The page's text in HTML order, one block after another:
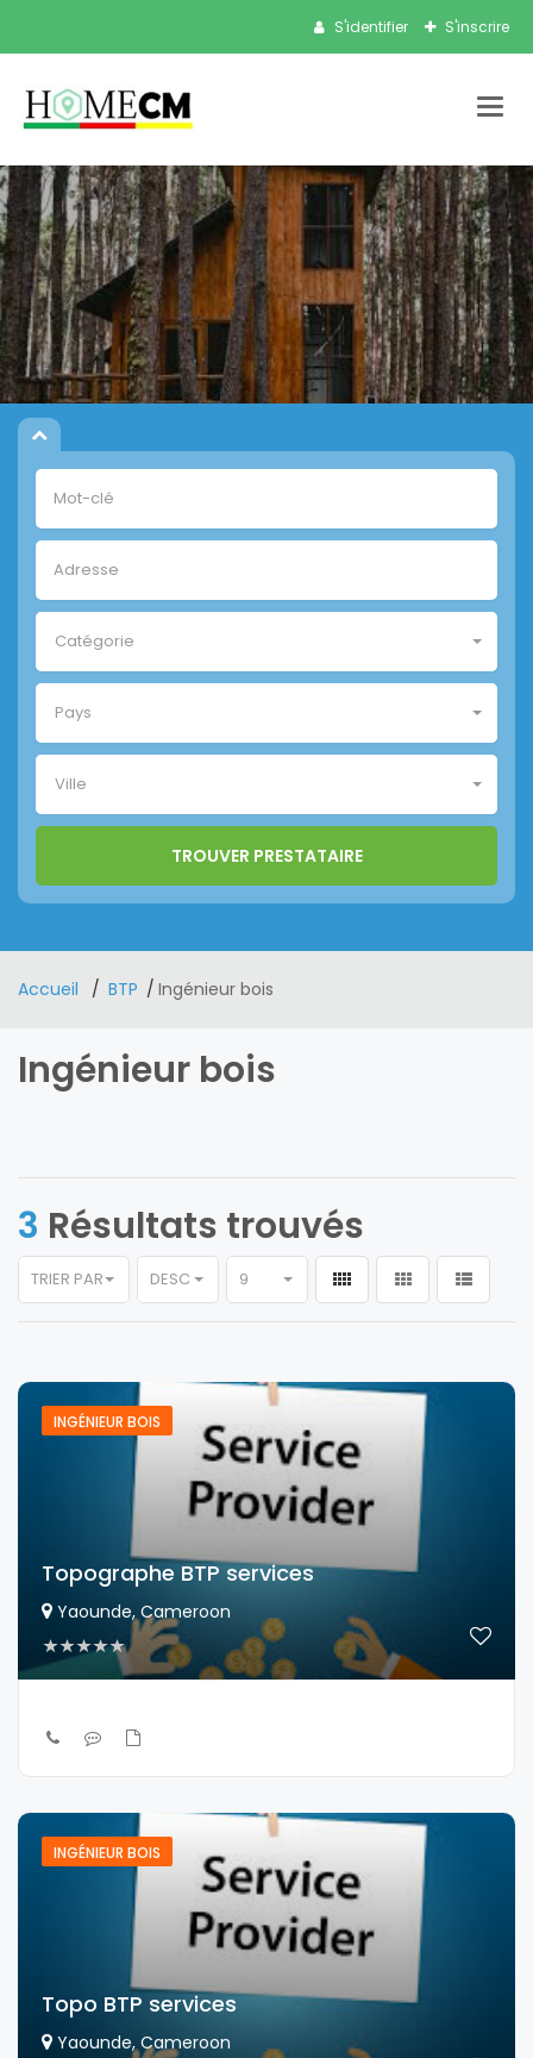
S'identifier S'inscrire
Catégorie
Pays
Ville
Accueil BTP Ingénieur bois
Ingénieur bois
3 Résultats trouvés
TRIER PAR DESC 9
INGÉNIEUR BOIS
Topographe BTP services
Yaounde, Cameroon
INGÉNIEUR BOIS
Topo BTP services
Yaounde, Cameroon